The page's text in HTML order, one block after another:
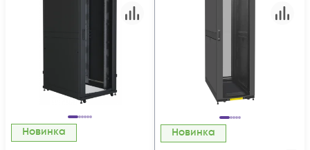
Новинка Новинка